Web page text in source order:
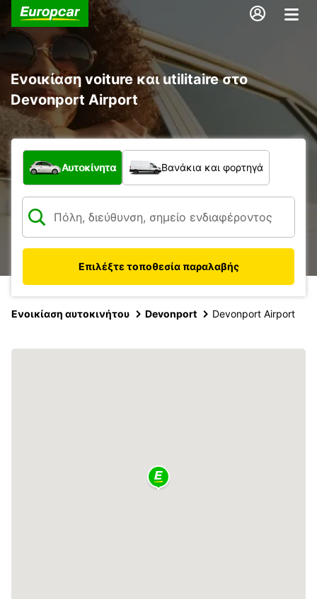
Ενοικίαση voiture και utilitaire στο
Devonport Airport
Τι τύπος οχήματος;
Αυτοκίνητα Βανάκια και φορτηγά
Επιλέξτε τοποθεσία παραλαβής
Ενοικίαση αυτοκινήτου Devonport Devonport Airport